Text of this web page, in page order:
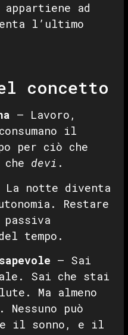
ad
l’ultimo
concetto
— Lavoro,
il
per ciò che
devi .
La notte diventa
Restare
tempo.
— Sai
Sai che stai
Ma almeno
può
il sonno, e il